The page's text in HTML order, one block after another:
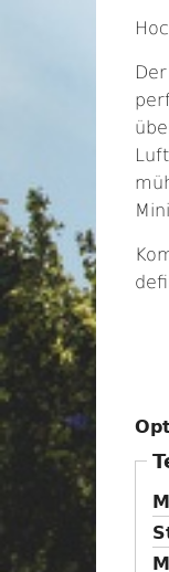
A
u
s
b